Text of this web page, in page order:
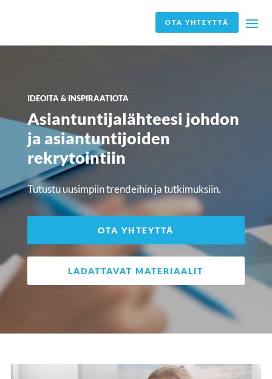
OTA YHTEYTTÄ
IDEOITA & INSPIRAATIOTA
Asiantuntijalähteesi johdon
ja asiantuntijoiden
rekrytointiin
Tutustu uusimpiin trendeihin ja tutkimuksiin.
OTA YHTEYTTÄ
LADATTAVAT MATERIAALIT